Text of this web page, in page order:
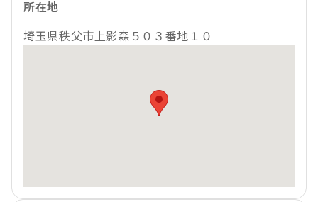
所在地
埼玉県秩父市上影森５０３番地１０